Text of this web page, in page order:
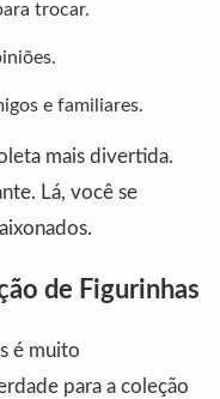
trocar.
e familiares.
mais divertida.
Lá, você se
de Figurinhas
é muito
para a coleção